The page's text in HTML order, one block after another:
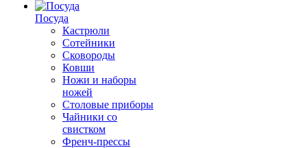
Посуда
Кастрюли
Сотейники
Сковороды
Ковши
Ножи и наборы
ножей
Столовые приборы
Чайники со
свистком
Френч-прессы